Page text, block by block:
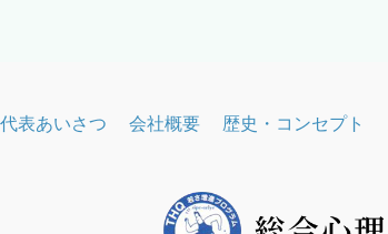
代表あいさつ 会社概要 歴史・コンセプト